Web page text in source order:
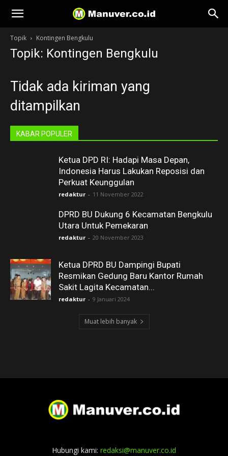
Manuver
Topik Kontingen Bengkulu
Topik: Kontingen Bengkulu
Tidak ada kiriman yang
ditampilkan
KABAR POPULER
Ketua DPD RI: Hadapi Masa Depan,
Indonesia Harus Lakukan Reposisi dan
Perkuat Keunggulan
redaktur - 11 November 2022
DPRD BU Dukung 6 Kecamatan Bengkulu
Utara Untuk Pemekaran
redaktur - 20 November 2023
Ketua DPRD BU Dampingi Bupati
Resmikan Gedung Baru Kantor Rumah
Sakit Lagita Kecamatan...
redaktur - 9 Januari 2024
Muat lebih banyak
Hubungi kami: redaksi@manuver.co.id